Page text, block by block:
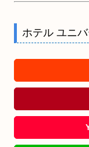
ホテル ユニ